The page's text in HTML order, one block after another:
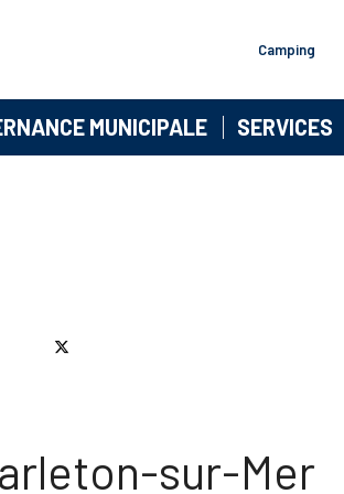
Camping
MUNICIPALE SERVICES
sur-Mer